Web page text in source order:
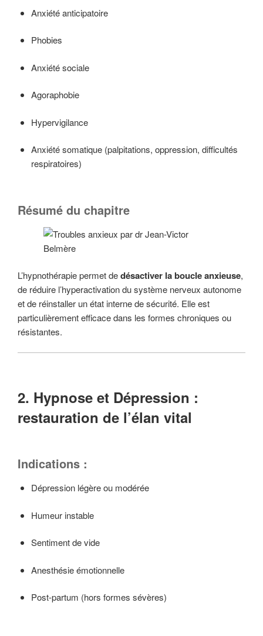
Anxiété anticipatoire
Phobies
Anxiété sociale
Agoraphobie
Hypervigilance
Anxiété somatique (palpitations, oppression, difficultés
respiratoires)
Résumé du chapitre
L’hypnothérapie permet dedésactiver la boucle anxieuse,
de réduire l’hyperactivation du système nerveux autonome
et de réinstaller un état interne de sécurité. Elle est
particulièrement efficace dans les formes chroniques ou
résistantes.
2. Hypnose et Dépression :
restauration de l’élan vital
Indications :
Dépression légère ou modérée
Humeur instable
Sentiment de vide
Anesthésie émotionnelle
Post-partum (hors formes sévères)